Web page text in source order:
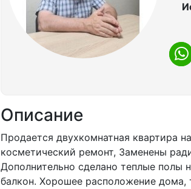
Описание
Продается двухкомнатная квартира
косметический ремонт, Заменены
Дополнительно сделано теплые полы
балкон. Хорошее расположение